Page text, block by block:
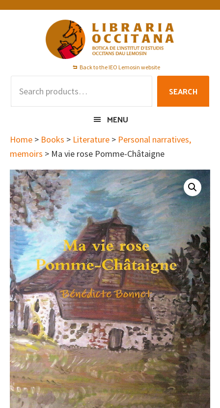
Skip
Skip
Skip
Back to the IEO Lemosin website
SEARCH
MENU
Home > Books > Literature > Personal narratives,
memoirs > Ma vie rose Pomme-Châtaigne